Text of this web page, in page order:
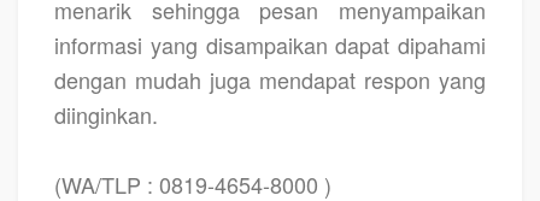
menarik sehingga pesan menyampaikan
informasi yang disampaikan dapat dipahami
dengan mudah juga mendapat respon yang
diinginkan.
(WA/TLP : 0819-4654-8000 )